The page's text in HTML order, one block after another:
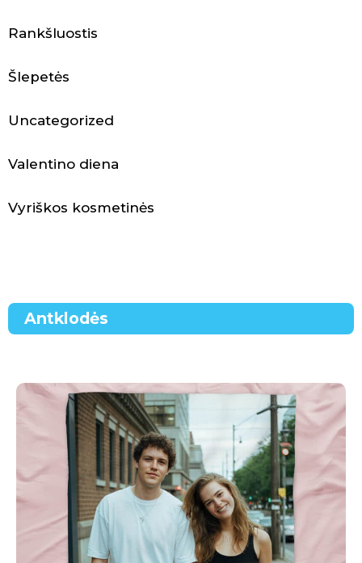
a
m
l
i
s
v
a
l
a
Antklodės
Rankšluostis
Šlepetės
Uncategorized
Valentino diena
Vyriškos kosmetinės